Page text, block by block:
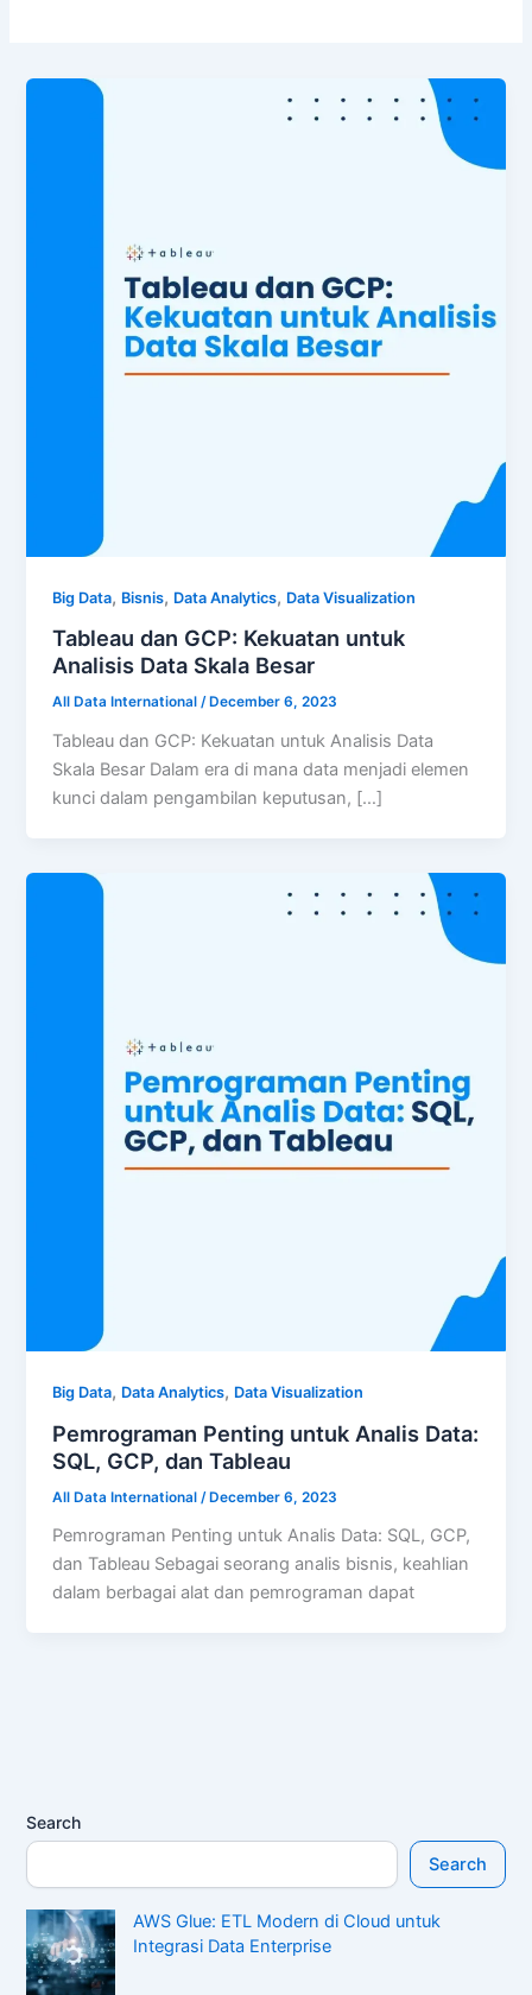
Big Data, Bisnis, Data Analytics, Data Visualization
Tableau dan GCP: Kekuatan untuk
Analisis Data Skala Besar
All Data International/ December 6, 2023
Tableau dan GCP: Kekuatan untuk Analisis Data
Skala Besar Dalam era di mana data menjadi elemen
kunci dalam pengambilan keputusan, […]
Big Data, Data Analytics, Data Visualization
Pemrograman Penting untuk Analis Data:
SQL, GCP, dan Tableau
All Data International /December 6, 2023
Pemrograman Penting untuk Analis Data: SQL, GCP,
dan Tableau Sebagai seorang analis bisnis, keahlian
dalam berbagai alat dan pemrograman dapat
Search
Search
AWS Glue: ETL Modern di Cloud untuk
Integrasi Data Enterprise